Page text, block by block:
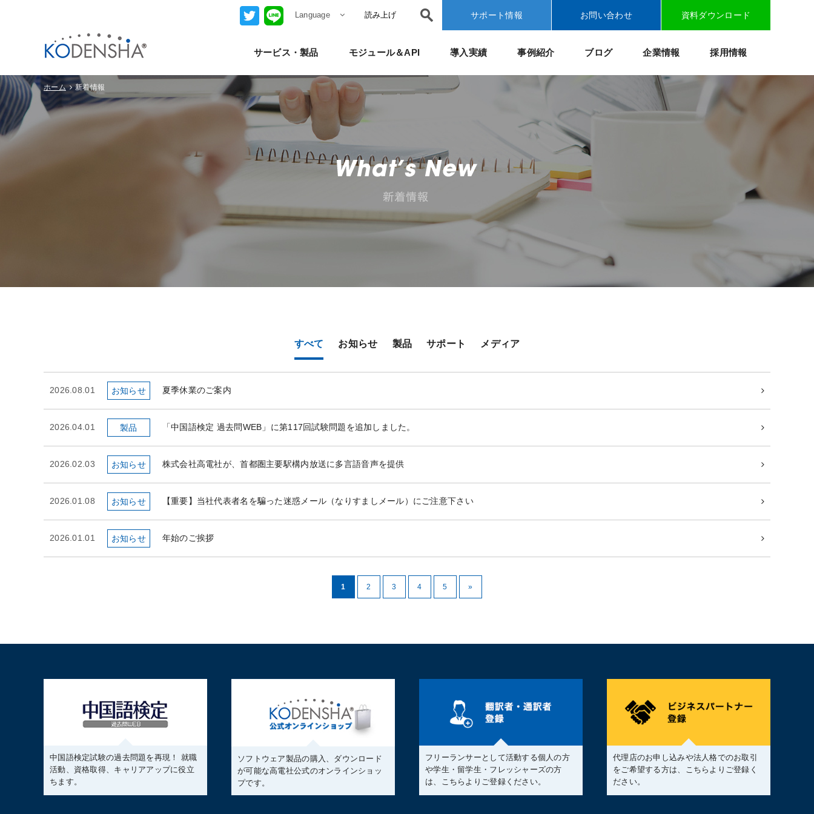
Language 読み上げ サポート情報 お問い合わせ 資料ダウンロード
サービス・製品 モジュール＆API 導入実績 事例紹介 ブログ 企業情報 採用情報
ホーム 新着情報
すべて お知らせ 製品 サポート メディア
2026.08.01 お知らせ 夏季休業のご案内
2026.04.01 製品 「中国語検定 過去問WEB」に第117回試験問題を追加しました。
2026.02.03 お知らせ 株式会社高電社が、首都圏主要駅構内放送に多言語音声を提供
2026.01.08 お知らせ 【重要】当社代表者名を騙った迷惑メール（なりすましメール）にご注意下さい
2026.01.01 お知らせ 年始のご挨拶
1 2 3 4 5 »
中国語検定試験の過去問題を再現！ 就職
活動、資格取得、キャリアアップに役立
ちます。
ソフトウェア製品の購入、ダウンロード
が可能な高電社公式のオンラインショッ
プです。
フリーランサーとして活動する個人の方
や学生・留学生・フレッシャーズの方
は、こちらよりご登録ください。
代理店のお申し込みや法人格でのお取引
をご希望する方は、こちらよりご登録く
ださい。